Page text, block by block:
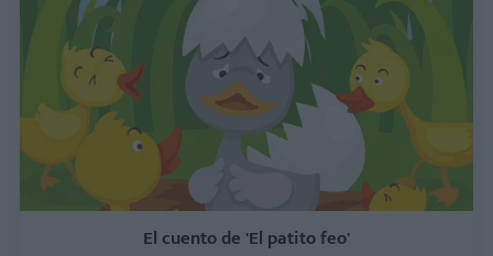
El cuento de 'El patito feo'